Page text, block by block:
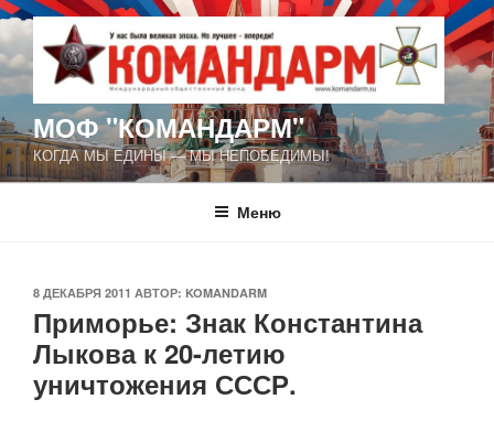
Перейти
к
содержимому
МОФ "КОМАНДАРМ"
КОГДА МЫ ЕДИНЫ — МЫ НЕПОБЕДИМЫ!
Меню
ОПУБЛИКОВАНО
8 ДЕКАБРЯ 2011 АВТОР: KOMANDARM
Приморье: Знак Константина
Лыкова к 20-летию
уничтожения СССР.